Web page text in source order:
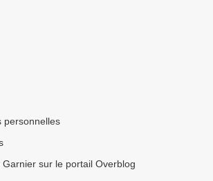
personnelles
sur le portail Overblog